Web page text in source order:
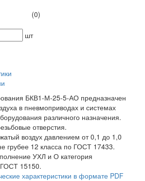
(0)
шт
БКВ1-М-25-5-АО предназначен
в пневмоприводах и системах
различного назначения.
отверстия.
воздух давлением от 0,1 до 1,0
грубее 12 класса по ГОСТ 17433.
УХЛ и О категория
15150.
характеристики в формате PDF